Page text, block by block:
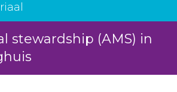
stewardship (AMS) in